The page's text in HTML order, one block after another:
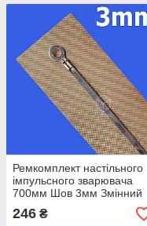
Ремкомплект настільного
імпульсного зварювача
700мм Шов 3мм Змінний
набір зварювача тефлон і
ніхром FS-700 Н
246 ₴